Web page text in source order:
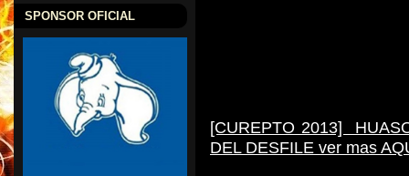
SPONSOR OFICIAL
[CUREPTO 2013]
DEL DESFILE ver mas